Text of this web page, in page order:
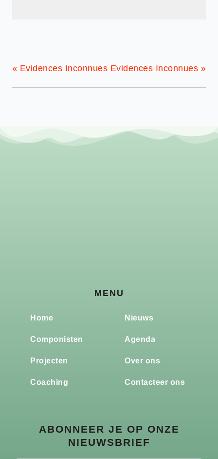
« Evidences Inconnues Evidences Inconnues »
MENU
Home
Componisten
Projecten
Coaching
Nieuws
Agenda
Over ons
Contacteer ons
ABONNEER JE OP ONZE
NIEUWSBRIEF